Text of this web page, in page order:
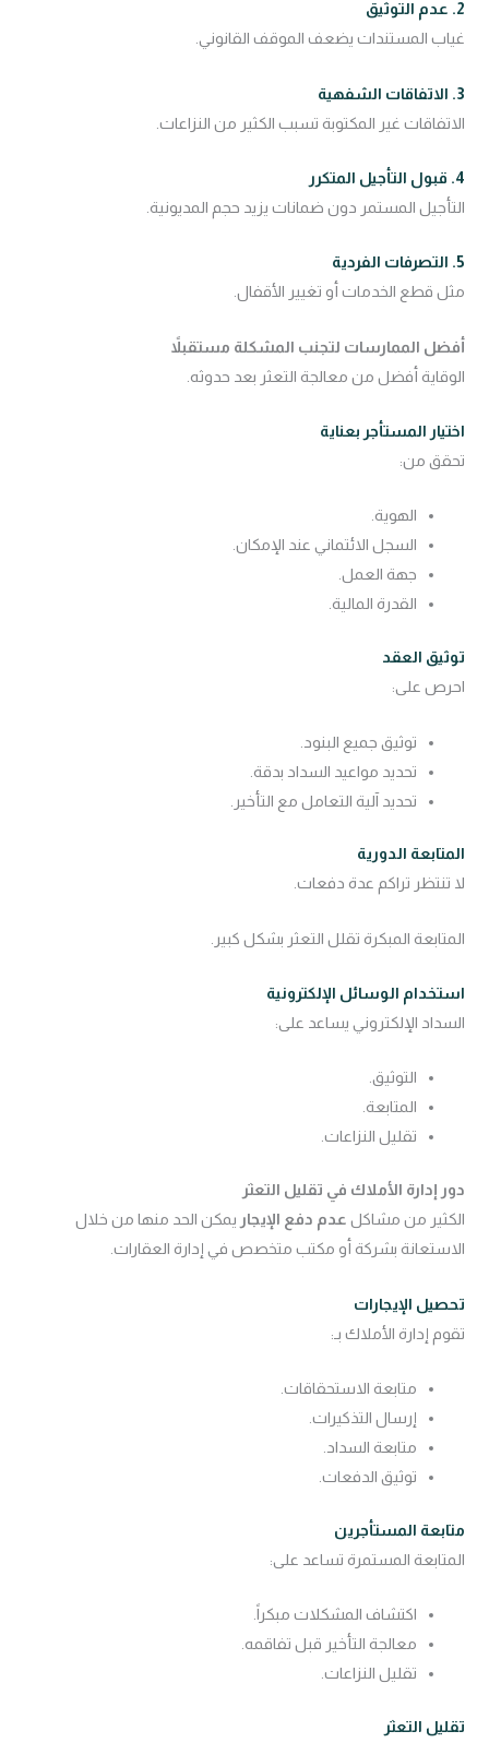
2. عدم التوثيق
غياب المستندات يضعف الموقف القانوني.
3. الاتفاقات الشفهية
الاتفاقات غير المكتوبة تسبب الكثير من النزاعات.
4. قبول التأجيل المتكرر
التأجيل المستمر دون ضمانات يزيد حجم المديونية.
5. التصرفات الفردية
مثل قطع الخدمات أو تغيير الأقفال.
أفضل الممارسات لتجنب المشكلة مستقبلاً
الوقاية أفضل من معالجة التعثر بعد حدوثه.
اختيار المستأجر بعناية
تحقق من:
الهوية.
السجل الائتماني عند الإمكان.
جهة العمل.
القدرة المالية.
توثيق العقد
احرص على:
توثيق جميع البنود.
تحديد مواعيد السداد بدقة.
تحديد آلية التعامل مع التأخير.
المتابعة الدورية
لا تنتظر تراكم عدة دفعات.
المتابعة المبكرة تقلل التعثر بشكل كبير.
استخدام الوسائل الإلكترونية
السداد الإلكتروني يساعد على:
التوثيق.
المتابعة.
تقليل النزاعات.
دور إدارة الأملاك في تقليل التعثر
الكثير من مشاكل عدم دفع الإيجار يمكن الحد منها من خلال
الاستعانة بشركة أو مكتب متخصص في إدارة العقارات.
تحصيل الإيجارات
تقوم إدارة الأملاك بـ:
متابعة الاستحقاقات.
إرسال التذكيرات.
متابعة السداد.
توثيق الدفعات.
متابعة المستأجرين
المتابعة المستمرة تساعد على:
اكتشاف المشكلات مبكراً.
معالجة التأخير قبل تفاقمه.
تقليل النزاعات.
تقليل التعثر